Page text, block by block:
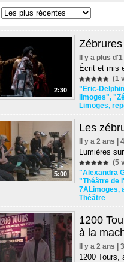
2:30
Il y a plus
Écrit et mis
(1
"Eric-
limoges",
Limoges,
5:00
Les
Il y a 2 ans |
Lumières
(5
"Alexandra
"Théâtre de
7ALimoges,
Théâtre
1200
à la
Il y a 2 ans |
1200 Tours,